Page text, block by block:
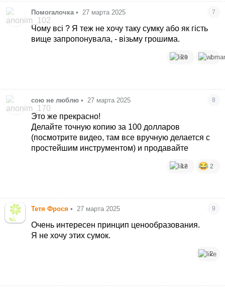
Помогалочка • 27 марта 2025 7
Чому всі ? Я теж не хочу таку сумку або як гість
вище запропонувала, - візьму грошима.
29 1
сою не люблю • 27 марта 2025 8
Это же прекрасно!
Делайте точную копию за 100 долларов
(посмотрите видео, там все вручную делается с
простейшим инструментом) и продавайте
12 2
Тетя Фрося • 27 марта 2025 9
Очень интересен принцип ценообразования.
Я не хочу этих сумок.
2